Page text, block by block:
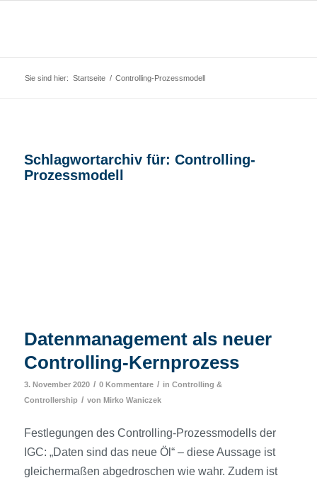
Sie sind hier: Startseite / Controlling-Prozessmodell
Schlagwortarchiv für: Controlling-
Prozessmodell
Datenmanagement als neuer
Controlling-Kernprozess
3. November 2020 / 0 Kommentare / in Controlling &
Controllership / von Mirko Waniczek
Festlegungen des Controlling-Prozessmodells der
IGC: „Daten sind das neue Öl“ – diese Aussage ist
gleichermaßen abgedroschen wie wahr. Zudem ist